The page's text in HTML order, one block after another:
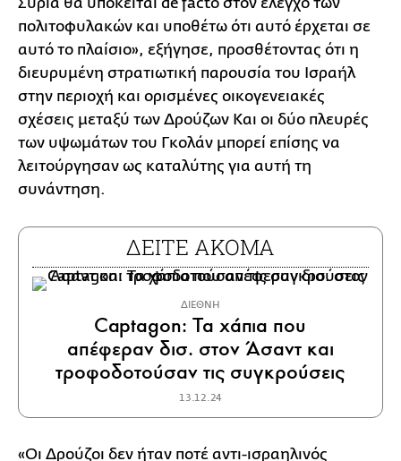
Συρία θα υπόκειται de facto στον έλεγχο των
πολιτοφυλακών και υποθέτω ότι αυτό έρχεται σε
αυτό το πλαίσιο», εξήγησε, προσθέτοντας ότι η
διευρυμένη στρατιωτική παρουσία του Ισραήλ
στην περιοχή και ορισμένες οικογενειακές
σχέσεις μεταξύ των Δρούζων Και οι δύο πλευρές
των υψωμάτων του Γκολάν μπορεί επίσης να
λειτούργησαν ως καταλύτης για αυτή τη
συνάντηση.
ΔΕΙΤΕ ΑΚΟΜΑ
ΔΙΕΘΝΗ
Captagon: Τα χάπια που
απέφεραν δισ. στον Άσαντ και
τροφοδοτούσαν τις συγκρούσεις
13.12.24
«Οι Δρούζοι δεν ήταν ποτέ αντι-ισραηλινός